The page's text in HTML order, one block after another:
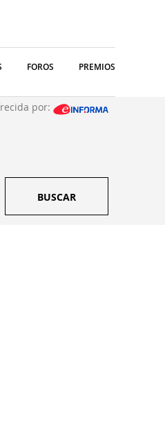
FOROS PREMIOS
por:
BUSCAR